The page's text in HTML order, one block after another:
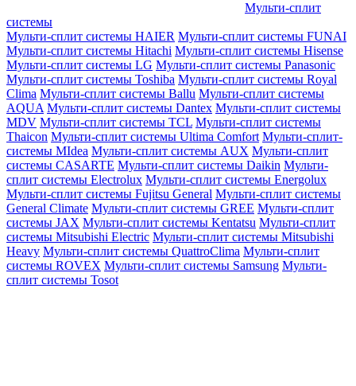
Мульти-сплит
системы
Мульти-сплит системы HAIER Мульти-сплит системы FUNAI
Мульти-сплит системы Hitachi Мульти-сплит системы Hisense
Мульти-сплит системы LG Мульти-сплит системы Panasonic
Мульти-сплит системы Toshiba Мульти-сплит системы Royal
Clima Мульти-сплит системы Ballu Мульти-сплит системы
AQUA Мульти-сплит системы Dantex Мульти-сплит системы
MDV Мульти-сплит системы TCL Мульти-сплит системы
Thaicon Мульти-сплит системы Ultima Comfort Мульти-сплит-
системы MIdea Мульти-сплит системы AUX Мульти-сплит
системы CASARTE Мульти-сплит системы Daikin Мульти-
сплит системы Electrolux Мульти-сплит системы Energolux
Мульти-сплит системы Fujitsu General Мульти-сплит системы
General Climate Мульти-сплит системы GREE Мульти-сплит
системы JAX Мульти-сплит системы Kentatsu Мульти-сплит
системы Mitsubishi Electric Мульти-сплит системы Mitsubishi
Heavy Мульти-сплит системы QuattroClima Мульти-сплит
системы ROVEX Мульти-сплит системы Samsung Мульти-
сплит системы Tosot